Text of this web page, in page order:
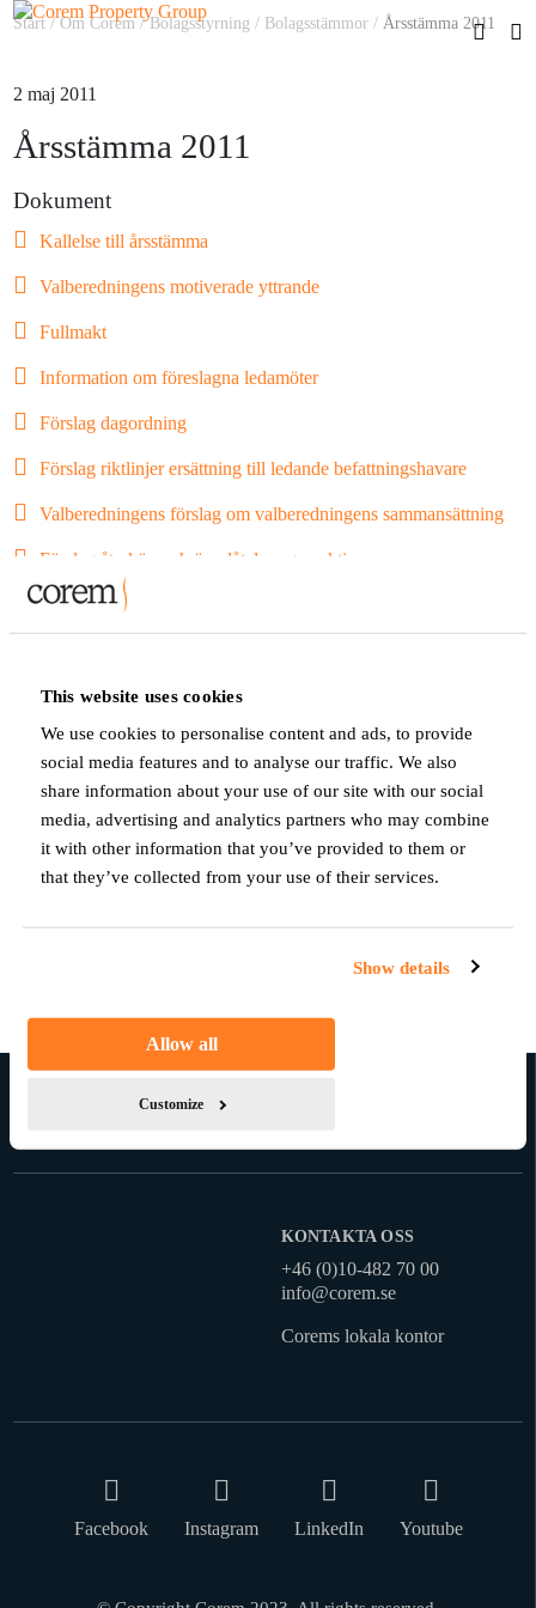
This website uses cookies
We use cookies to personalise content and ads, to provide
social media features and to analyse our traffic. We also
share information about your use of our site with our social
media, advertising and analytics partners who may combine
it with other information that you’ve provided to them or
that they’ve collected from your use of their services.
Show details
Allow all
Customize
Start/Om Corem/Bolagsstyrning / Bolagsstämmor/ Årsstämma 2011
2 maj 2011
Årsstämma 2011
Dokument
Kallelse till årsstämma
Valberedningens motiverade yttrande
Fullmakt
Information om föreslagna ledamöter
Förslag dagordning
Förslag riktlinjer ersättning till ledande befattningshavare
Valberedningens förslag om valberedningens sammansättning
Förslag återköp och överlåtelse egna aktier
Styrelsens förslag vinstandelsstiftelse
Revisorsyttrande ersättning till ledande befattningshavare
Styrelsens motiverade yttrande avseende återköp egna aktier
Föreslagen ny bolagsordning efter uppdelning av aktier
Punkt 16 – Uppdelning av aktier
Styrelsens redovisning av ersättningsutskottets utvärdering
Protokoll årsstämma 2011
KONTAKTA OSS
+46 (0)10-482 70 00
info@corem.se
Corems lokala kontor
Facebook Instagram LinkedIn Youtube